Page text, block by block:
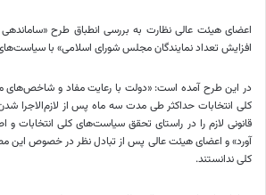
اعضای هیئت عالی نظارت به بررسی انطباق طرح
افزایش تعداد نمایندگان مجلس شورای اسلامی» با
در این طرح آمده است: «دولت با رعایت مفاد و شاخص‌های
کلی انتخابات حداکثر طی مدت سه ماه پس از لازم‌الاجرا
آورد» و اعضای هیئت عالی پس از تبادل نظر در خصوص این
کلی ندانستند.